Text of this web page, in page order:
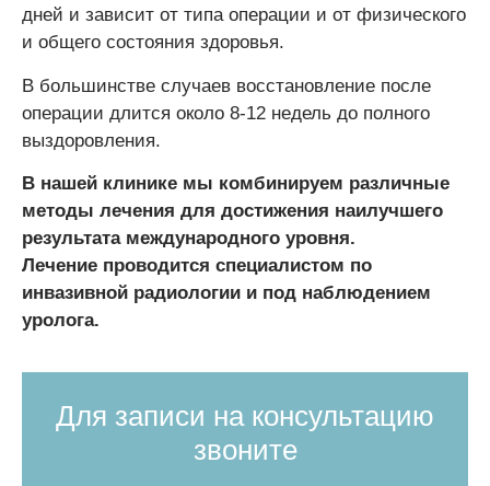
дней и зависит от типа операции и от физического
и общего состояния здоровья.
В большинстве случаев восстановление после
операции длится около 8-12 недель до полного
выздоровления.
В нашей клинике мы комбинируем различные
методы лечения для достижения наилучшего
результата международного уровня.
Лечение проводится специалистом по
инвазивной радиологии и под наблюдением
уролога.
Для записи на консультацию
звоните